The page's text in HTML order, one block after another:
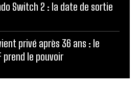
Switch 2 : la date de sortie
privé après 36 ans : le
prend le pouvoir